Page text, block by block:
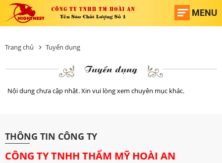
MENU
Trang chủ Tuyển dụng
Tuyển dụng
Nội dung chưa cập nhật. Xin vui lòng xem chuyên mục khác.
THÔNG TIN CÔNG TY
CÔNG TY TNHH THẨM MỸ HOÀI AN